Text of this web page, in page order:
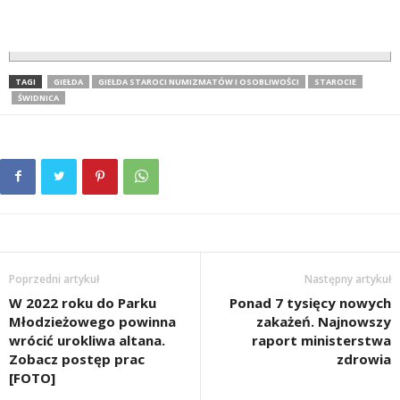
TAGI GIEŁDA GIEŁDA STAROCI NUMIZMATÓW I OSOBLIWOŚCI
STAROCIE
ŚWIDNICA
Poprzedni artykuł
W 2022 roku do Parku
Młodzieżowego powinna
wrócić urokliwa altana.
Zobacz postęp prac
[FOTO]
Następny artykuł
Ponad 7 tysięcy nowych
zakażeń. Najnowszy
raport ministerstwa
zdrowia